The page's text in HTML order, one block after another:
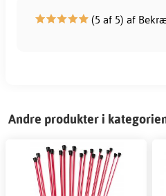
(5 af 5) af
Andre produkter i